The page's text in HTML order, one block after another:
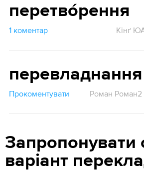
перетво́рення
1 коментар Кінґ
перевладнання
Прокоментувати Роман Роман2
Запропонувати
варіант